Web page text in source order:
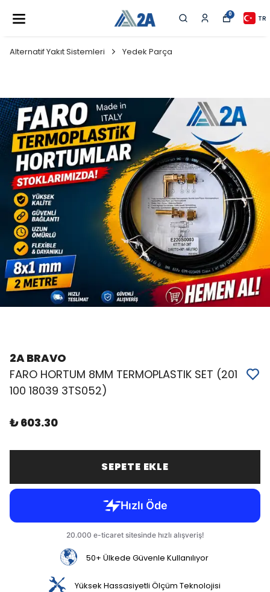
0 TR
Alternatif Yakıt Sistemleri Yedek Parça
2A BRAVO
FARO HORTUM 8MM TERMOPLASTIK SET (201
100 18039 3TS052)
₺ 603.30
SEPETE EKLE
50+ Ülkede Güvenle Kullanılıyor
Yüksek Hassasiyetli Ölçüm Teknolojisi